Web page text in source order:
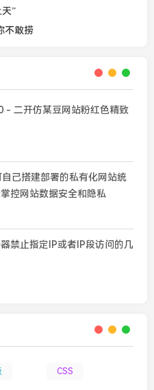
”
不敢捞
- 二开仿某豆网站粉红色精致
己搭建部署的私有化网站统
控网站数据安全和隐私
禁止指定IP或者IP段访问的几
CSS